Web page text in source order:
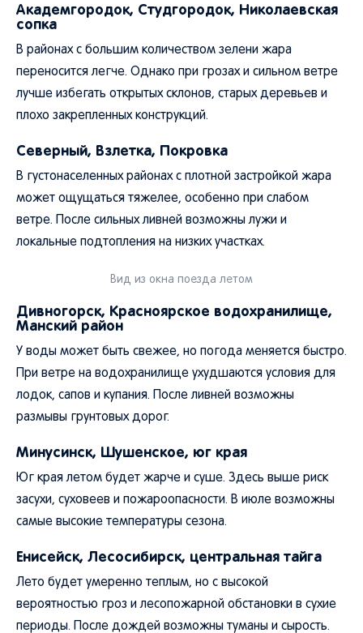
Академгородок, Студгородок, Николаевская
сопка
В районах с большим количеством зелени жара
переносится легче. Однако при грозах и сильном ветре
лучше избегать открытых склонов, старых деревьев и
плохо закрепленных конструкций.
Северный, Взлетка, Покровка
В густонаселенных районах с плотной застройкой жара
может ощущаться тяжелее, особенно при слабом
ветре. После сильных ливней возможны лужи и
локальные подтопления на низких участках.
Вид из окна поезда летом
Дивногорск, Красноярское водохранилище,
Манский район
У воды может быть свежее, но погода меняется быстро.
При ветре на водохранилище ухудшаются условия для
лодок, сапов и купания. После ливней возможны
размывы грунтовых дорог.
Минусинск, Шушенское, юг края
Юг края летом будет жарче и суше. Здесь выше риск
засухи, суховеев и пожароопасности. В июле возможны
самые высокие температуры сезона.
Енисейск, Лесосибирск, центральная тайга
Лето будет умеренно теплым, но с высокой
вероятностью гроз и лесопожарной обстановки в сухие
периоды. После дождей возможны туманы и сырость.